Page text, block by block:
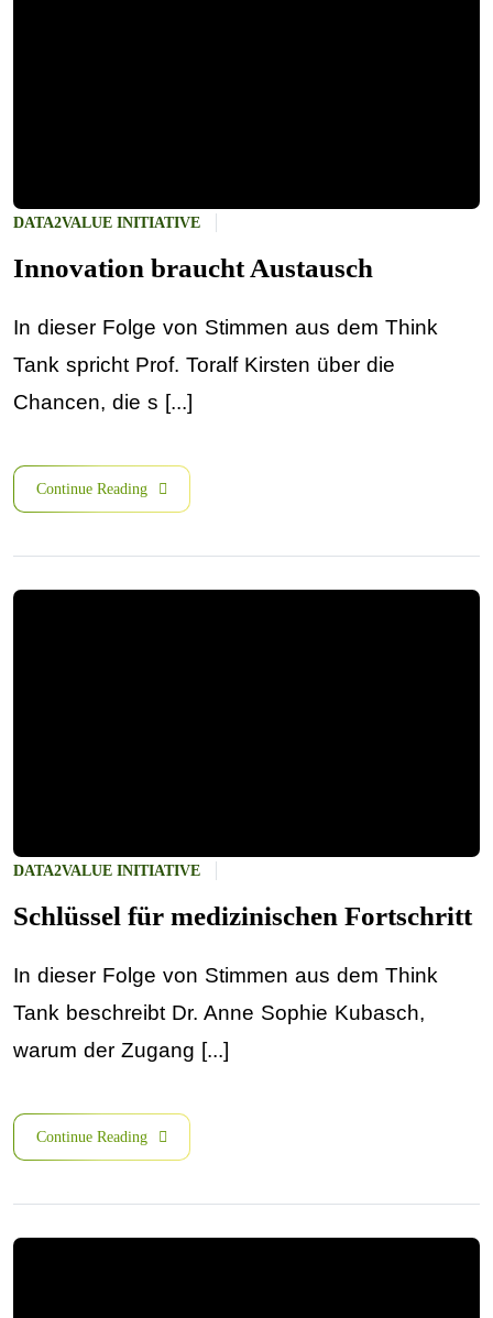
DATA2VALUE INITIATIVE
Innovation braucht Austausch
In dieser Folge von Stimmen aus dem Think
Tank spricht Prof. Toralf Kirsten über die
Chancen, die s [...]
Continue Reading
DATA2VALUE INITIATIVE
Schlüssel für medizinischen Fortschritt
In dieser Folge von Stimmen aus dem Think
Tank beschreibt Dr. Anne Sophie Kubasch,
warum der Zugang [...]
Continue Reading